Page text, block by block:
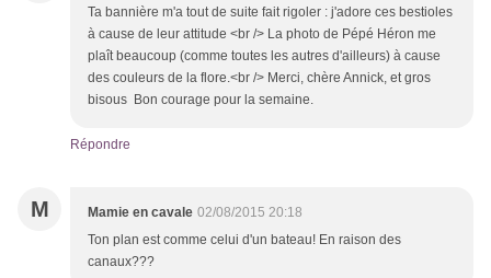
Ta bannière m'a tout de suite fait rigoler : j'adore ces bestioles
à cause de leur attitude <br /> La photo de Pépé Héron me
plaît beaucoup (comme toutes les autres d'ailleurs) à cause
des couleurs de la flore.<br /> Merci, chère Annick, et gros
bisous Bon courage pour la semaine.
Répondre
M Mamie en cavale 02/08/2015 20:18
Ton plan est comme celui d'un bateau! En raison des
canaux???